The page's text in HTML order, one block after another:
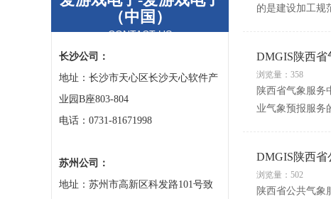
（中国）
CONTACT US
长沙公司：
地址：长沙市天心区长沙天心软件产
业园B座803-804
电话：0731-81671998
苏州公司：
地址：苏州市高新区科发路101号致
的是建设加工规
DMGIS陕西
浏览量：358
陕西省气象服务
业气象预报服务
DMGIS陕西省
浏览量：502
陕西省公共气象